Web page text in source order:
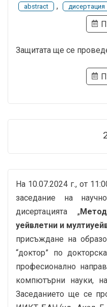
abstract
, дисертация
Защитата ще се
На 10.07.2024 г., от
заседание на
дисертацията „
уейвлетни и
присъждане на
“доктор” по
професионално
компютърни науки,
Заседанието ще се